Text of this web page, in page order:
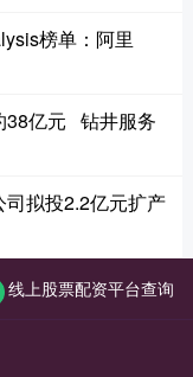
榜单：阿里
38亿元 钻井服务
拟投2.2亿元扩产
线上股票配资平台查询